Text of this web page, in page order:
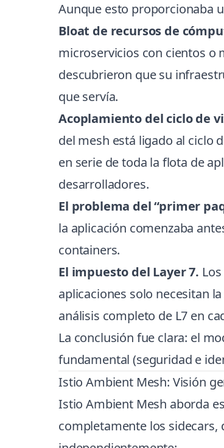
Aunque esto proporcionaba
Bloat de recursos de
microservicios con cientos o
descubrieron que su
que servía.
Acoplamiento del ciclo de
del mesh está ligado al ciclo
en serie de toda la flota de
desarrolladores.
El problema del “primer
la aplicación comenzaba
containers.
El impuesto del Layer 7.
aplicaciones solo necesitan
análisis completo de L7 en
La conclusión fue clara: el
fundamental (seguridad e
Istio Ambient Mesh: Visión
Istio Ambient Mesh aborda
completamente los sidecars,